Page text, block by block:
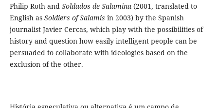
Philip Roth and Soldados de Salamina(2001, translated to
English as Soldiers of Salamis in 2003) by the Spanish
journalist Javier Cercas, which play with the possibilities of
history and question how easily intelligent people can be
persuaded to collaborate with ideologies based on the
exclusion of the other.